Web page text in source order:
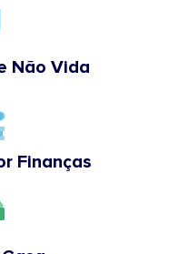
Não Vida
Finanças